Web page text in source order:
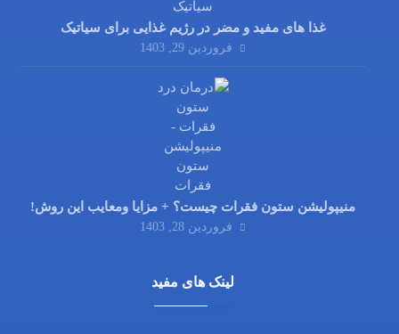
غذا های مفید و مضر در رژیم غذایی برای سیاتیک
فروردین 29, 1403
منیپولیشن ستون فقرات چیست؟ + مزایا ومعایب این روش!
فروردین 28, 1403
لینک های مفید